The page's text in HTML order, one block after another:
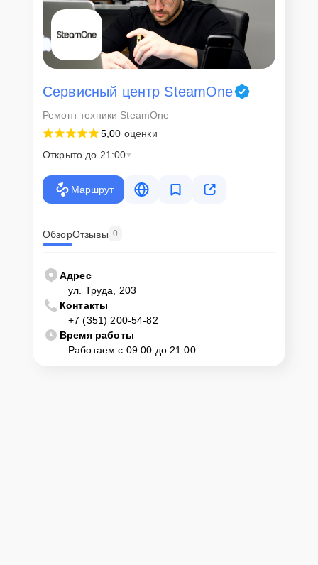
Сервисный центр SteamOne
Ремонт техники SteamOne
5,00 оценки
Открыто до 21:00
Маршрут
ОбзорОтзывы 0
Адрес
ул. Труда, 203
Контакты
+7 (351) 200-54-82
Время работы
Работаем с 09:00 до 21:00